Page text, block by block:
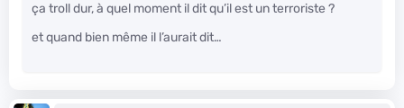
ça troll dur, à quel moment il dit qu’il est un terroriste ?
et quand bien même il l’aurait dit…